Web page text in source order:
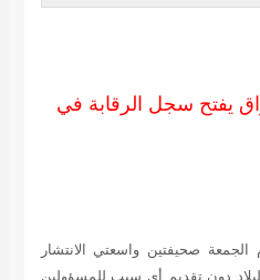
يفتح سجل الرقابة في
صحيفتين واسعتي الانتشار
دون تقديم أي سبب للمسؤولين